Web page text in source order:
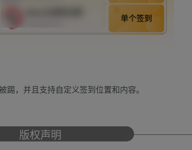
，并且支持自定义签到位置和内容。
版权声明